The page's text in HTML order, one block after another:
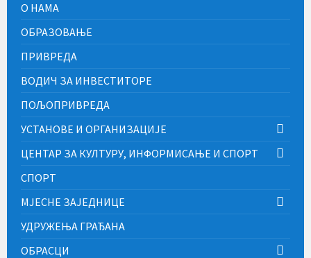
О НАМА
ОБРАЗОВАЊЕ
ПРИВРЕДА
ВОДИЧ ЗА ИНВЕСТИТОРЕ
ПОЉОПРИВРЕДА
УСТАНОВЕ И ОРГАНИЗАЦИЈЕ
ЦЕНТАР ЗА КУЛТУРУ, ИНФОРМИСАЊЕ И СПОРТ
СПОРТ
МЈЕСНЕ ЗАЈЕДНИЦЕ
УДРУЖЕЊА ГРАЂАНА
ОБРАСЦИ